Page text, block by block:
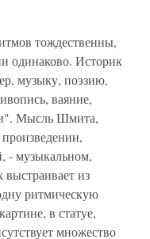
тождественны,
одинаково. Историк
музыку, поэзию,
ваяние,
Мысль Шмита,
- музыкальном,
из
ритмическую
в статуе,
множество